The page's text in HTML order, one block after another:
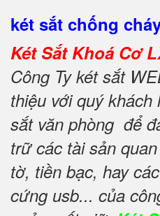
két sắt chống
Két Sắt Khoá Cơ
Công Ty két sắt
thiệu với quý
sắt văn phòng để
trữ các tài sản
tờ, tiền bạc, hay
cứng usb... của